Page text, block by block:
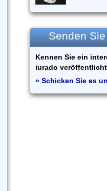
Senden
Kennen Sie ein
iurado
» Schicken Sie es